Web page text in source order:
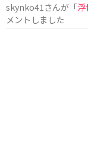
skynko41 さんが「
メントしました